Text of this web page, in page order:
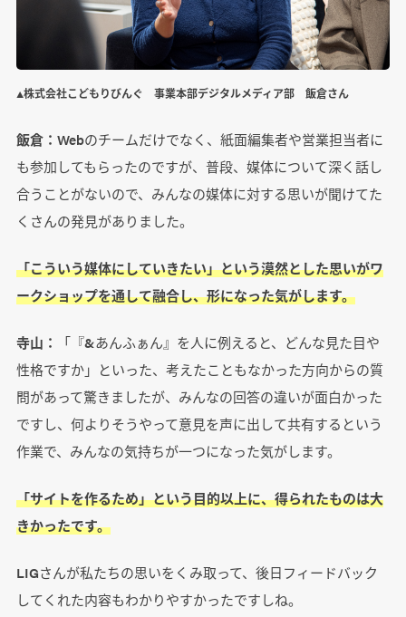
▲株式会社こどもりびんぐ 事業本部デジタルメディア部 飯倉さん
飯倉： Webのチームだけでなく、紙面編集者や営業担当者に
も参加してもらったのですが、普段、媒体について深く話し
合うことがないので、みんなの媒体に対する思いが聞けてた
くさんの発見がありました。
「こういう媒体にしていきたい」という漠然とした思いがワ
ークショップを通して融合し、形になった気がします。
寺山：
「『&あんふぁん』を人に例えると、どんな見た目や
性格ですか」といった、考えたこともなかった方向からの質
問があって驚きましたが、みんなの回答の違いが面白かった
ですし、何よりそうやって意見を声に出して共有するという
作業で、みんなの気持ちが一つになった気がします。
「サイトを作るため」という目的以上に、得られたものは大
きかったです。
LIGさんが私たちの思いをくみ取って、後日フィードバック
してくれた内容もわかりやすかったですしね。